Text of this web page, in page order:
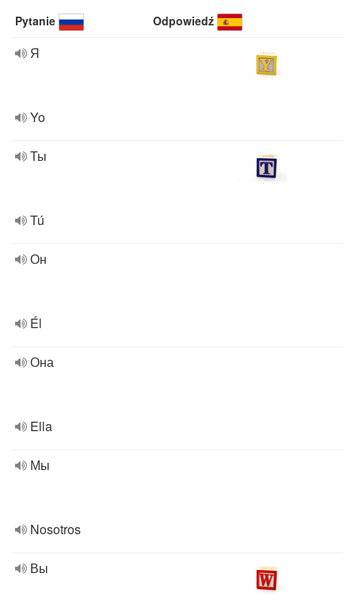
Pytanie Odpowiedź
Я
Yo
Ты
Tú
Он
Él
Она
Ella
Мы
Nosotros
Вы